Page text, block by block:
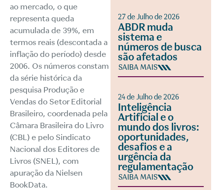
ao mercado, o que
representa queda
acumulada de 39%, em
termos reais (descontada a
inflação do período) desde
2006. Os números constam
da série histórica da
pesquisa Produção e
Vendas do Setor Editorial
Brasileiro, coordenada pela
Câmara Brasileira do Livro
(CBL) e pelo Sindicato
Nacional dos Editores de
Livros (SNEL), com
apuração da Nielsen
BookData.
27 de Julho de 2026
ABDR muda
sistema e
números de busca
são afetados
SAIBA MAIS
24 de Julho de 2026
Inteligência
Artificial e o
mundo dos livros:
oportunidades,
desafios e a
urgência da
regulamentação
SAIBA MAIS